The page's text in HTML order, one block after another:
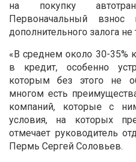
на покупку
Первоначальный
дополнительного залога не
«В среднем около 30-35%
в кредит, особенно
которым без этого не
многом есть
компаний, которые с
условия, на которых
отмечает руководитель
Пермь Сергей Соловьев.